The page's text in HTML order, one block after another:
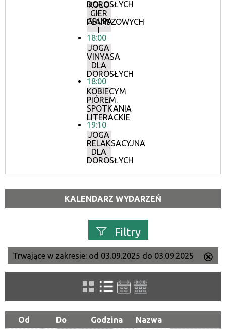
DOROSŁYCH
–
GRUPA
I
KOŁO
GIER
PLANSZOWYCH
18:00
JOGA
VINYASA
DLA
DOROSŁYCH
18:00
KOBIECYM
PIÓREM.
SPOTKANIA
LITERACKIE
19:10
JOGA
RELAKSACYJNA
DLA
DOROSŁYCH
KALENDARZ WYDARZEŃ
Filtry
Szukana fraza
Kategoria
Trwające w zakresie: od 03.09.2025 do 03.09.2025
ten
Od Do Godzina Nazwa